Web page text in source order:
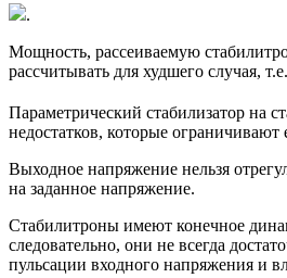
.
Мощность, рассеиваемую
рассчитывать для худшего случая,
Параметрический стабилизатор на
недостатков, которые ограничивают
Выходное напряжение нельзя
на заданное напряжение.
Стабилитроны имеют конечное
следовательно, они не всегда
пульсации входного напряжения и